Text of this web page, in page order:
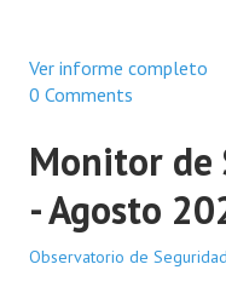
Ver informe completo
0 Comments
Monitor de
- Agosto
Observatorio de